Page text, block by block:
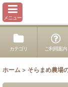
メニュー
カテゴリ ご利用案内
ホーム > そらまめ農場